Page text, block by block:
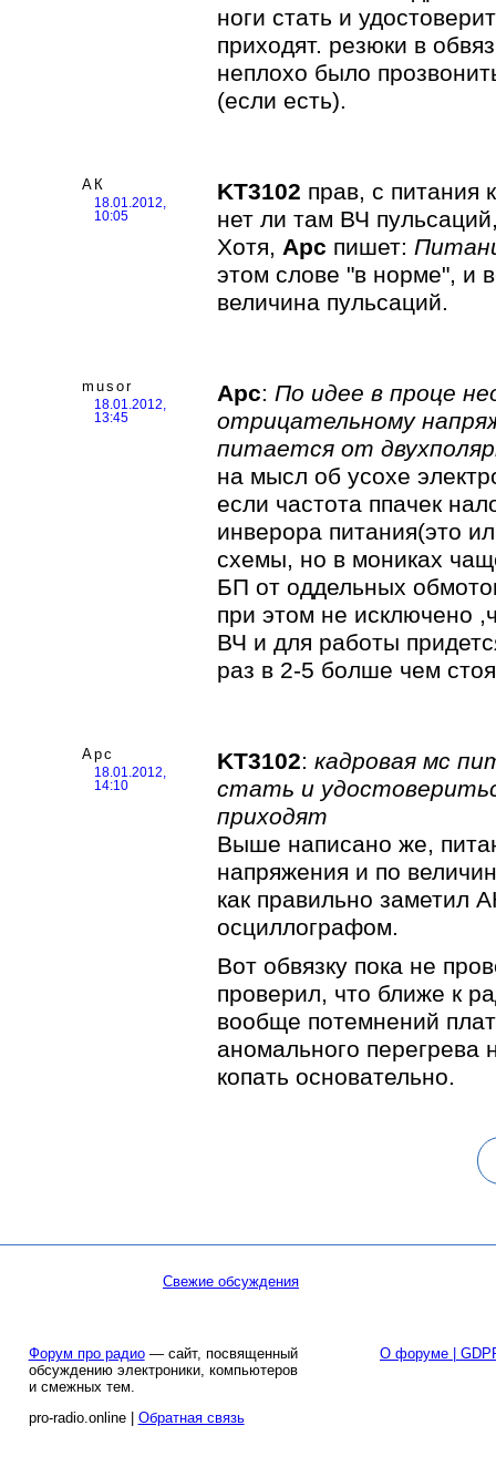
ноги стать и
приходят. резюки в
неплохо было
(если есть).
АК
18.01.2012,
10:05
KT3102 прав, с питания
нет ли там ВЧ
Хотя, Арс пишет:
этом слове "в норме", и
величина пульсаций.
musor
18.01.2012,
13:45
Арс: По идее в проце
отрицательному
питается от
на мысл об усохе
если частота ппачек
инверора питания(это
схемы, но в мониках
БП от оддельных
при этом не исключено
ВЧ и для работы
раз в 2-5 болше чем
Арс
18.01.2012,
14:10
KT3102: кадровая мс
стать и
приходят
Выше написано же,
напряжения и по
как правильно заметил
осциллографом.
Вот обвязку пока не
проверил, что ближе к
вообще потемнений
аномального
копать основательно.
Свежие обсуждения
Форум про радио— сайт, посвященный
обсуждению электроники, компьютеров
и смежных тем.
pro-radio.online | Обратная связь
О форуме |